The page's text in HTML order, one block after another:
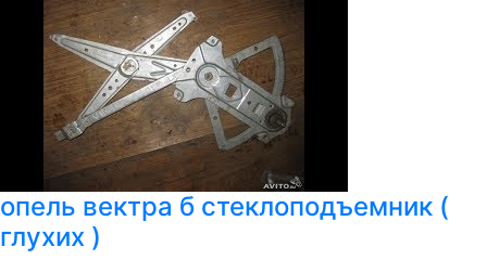
опель вектра б стеклоподъемник (
глухих )